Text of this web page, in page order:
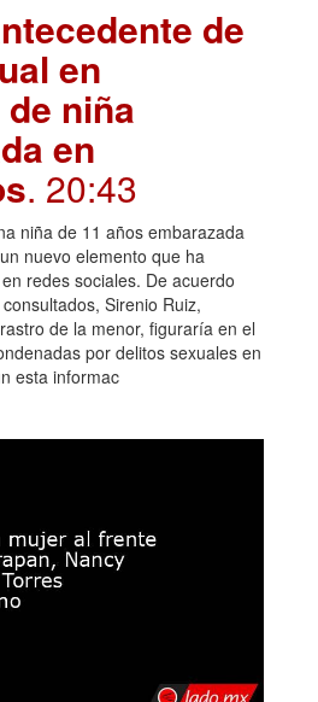
de
en
niña
en
. 20:43
niña de 11 años embarazada
nuevo elemento que ha
redes sociales. De acuerdo
Sirenio Ruiz,
de la menor, figuraría en el
por delitos sexuales en
esta informac